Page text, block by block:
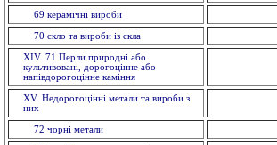
69 керамiчнi вироби
70 скло та вироби із cкла
ХІV. 71 Перли природні або
культивовані, дорогоцінне або
напівдорогоцінне каміння
XV. Недорогоцінні метали та вироби з
них
72 чорнi метали